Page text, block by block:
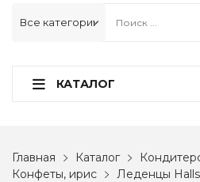
КАТАЛОГ
Главная Каталог
Конфеты, ирис
Леденцы